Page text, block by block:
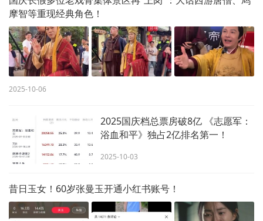
摩智等重现经典角色！
2025-10-06
2025国庆档总票房破8亿 《志愿军：
浴血和平》独占2亿排名第一！
2025-10-03
昔日玉女！60岁张曼玉开通小红书账号！